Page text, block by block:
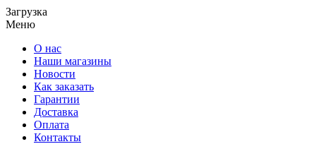
Загрузка
Меню
О нас
Наши магазины
Новости
Как заказать
Гарантии
Доставка
Оплата
Контакты